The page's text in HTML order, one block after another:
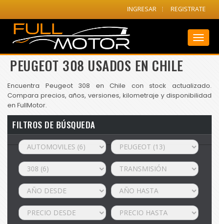
INGRESAR REGISTRATE
PEUGEOT 308 USADOS EN CHILE
Encuentra Peugeot 308 en Chile con stock actualizado.
Compara precios, años, versiones, kilometraje y disponibilidad
en FullMotor.
FILTROS DE BÚSQUEDA